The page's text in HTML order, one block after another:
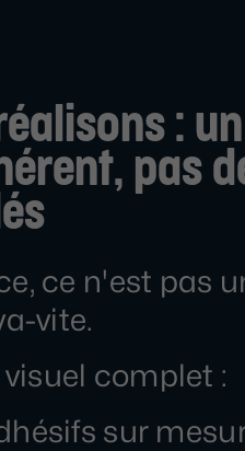
: un
pas
ce n'est pas
vite.
complet :
sur